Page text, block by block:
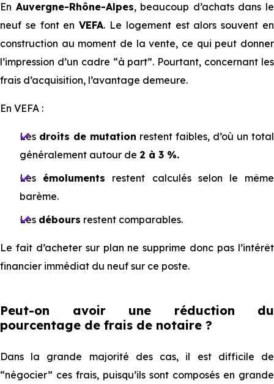
En Auvergne-Rhône-Alpes, beaucoup d’achats dans le
neuf se font enVEFA. Le logement est alors souvent en
construction au moment de la vente, ce qui peut donner
l’impression d’un cadre “à part”. Pourtant, concernant les
frais d’acquisition, l’avantage demeure.
En VEFA :
Les droits de mutation restent faibles, d’où un total
généralement autour de 2 à 3 %.
Les émoluments restent calculés selon le même
barème.
Les débours restent comparables.
Le fait d’acheter sur plan ne supprime donc pas l’intérêt
financier immédiat du neuf sur ce poste.
Peut-on avoir une réduction du
pourcentage de frais de notaire ?
Dans la grande majorité des cas, il est difficile de
“négocier” ces frais, puisqu’ils sont composés en grande